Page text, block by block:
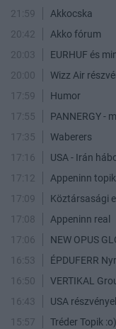
21:59
Akkocska
20:42
Akko fórum
20:03
EURHUF és
20:00
Wizz Air
17:59
Humor
17:55
PANNERGY -
17:35
Waberers
17:16
USA - Irán
17:12
Appeninn topik
17:09
Köztársasági
17:08
Appeninn real
17:06
NEW OPUS
16:53
ÉPDUFERR
16:50
VERTIKAL
16:43
USA
15:57
Tréder Topik :o)